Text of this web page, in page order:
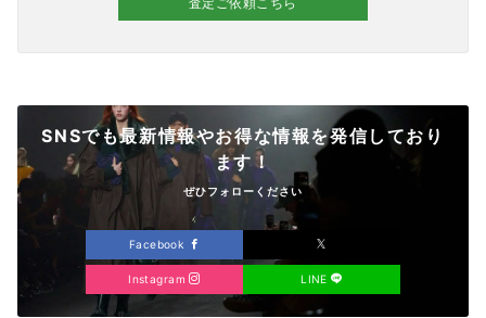
SNSでも最新情報やお得な情報を発信しており
ます！
ぜひフォローください
Facebook
Instagram LINE